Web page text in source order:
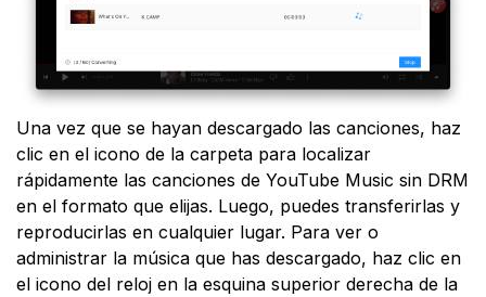
Una vez que se hayan descargado las canciones, haz
clic en el icono de la carpeta para localizar
rápidamente las canciones de YouTube Music sin DRM
en el formato que elijas. Luego, puedes transferirlas y
reproducirlas en cualquier lugar. Para ver o
administrar la música que has descargado, haz clic en
el icono del reloj en la esquina superior derecha de la